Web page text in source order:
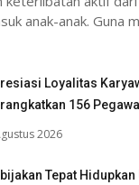
anak-anak. Guna
Loyalitas
156
2026
Tepat Hidupkan